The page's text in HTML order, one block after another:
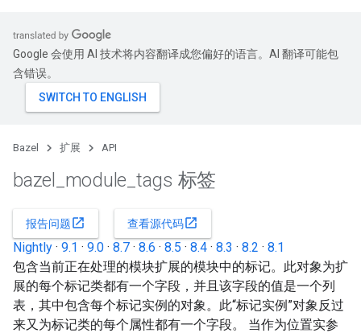
Google 会使用 AI 技术将内容翻译成您偏好的语言。AI 翻译可能包
含错误。
Bazel 扩展 API
bazel module tags 标签
报告问题open_in_new 查看源代码open_in_new
Nightly · 9.1 · 9.0 · 8.7 · 8.6 · 8.5 · 8.4 · 8.3 · 8.2 · 8.1
包含当前正在处理的模块扩展的模块中的标记。此对象为扩
展的每个标记类都有一个字段，并且该字段的值是一个列
表，其中包含每个标记实例的对象。此“标记实例”对象反过
来又为标记类的每个属性都有一个字段。 当作为位置实参